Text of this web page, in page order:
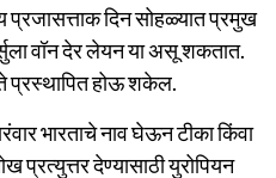
प्रजासत्ताक दिन सोहळ्यात प्रमुख
वॉन देर लेयन या असू शकतात.
प्रस्थापित होऊ शकेल.
भारताचे नाव घेऊन टीका किंवा
प्रत्युत्तर देण्यासाठी युरोपियन